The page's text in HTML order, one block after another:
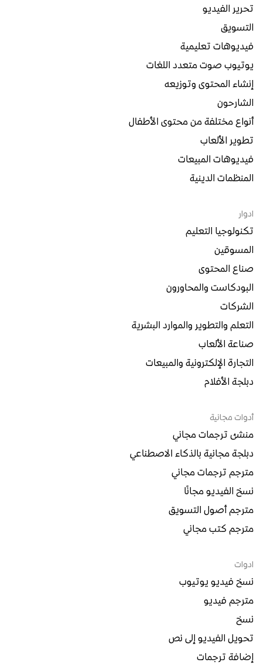
تحرير الفيديو
التسويق
فيديوهات تعليمية
يوتيوب صوت متعدد اللغات
إنشاء المحتوى وتوزيعه
الشارحون
أنواع مختلفة من محتوى الأطفال
تطوير الألعاب
فيديوهات المبيعات
المنظمات الدينية
ادوار
تكنولوجيا التعليم
المسوقين
صناع المحتوى
البودكاست والمحاورون
الشركات
التعلم والتطوير والموارد البشرية
صناعة الألعاب
التجارة الإلكترونية والمبيعات
دبلجة الأفلام
أدوات مجانية
منشئ ترجمات مجاني
دبلجة مجانية بالذكاء الاصطناعي
مترجم ترجمات مجاني
نسخ الفيديو مجانًا
مترجم أصول التسويق
مترجم كتب مجاني
ادوات
نسخ فيديو يوتيوب
مترجم فيديو
نسخ
تحويل الفيديو إلى نص
إضافة ترجمات